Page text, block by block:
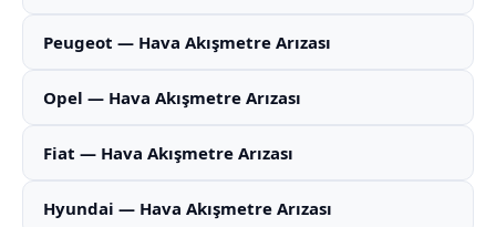
Peugeot — Hava Akışmetre Arızası
Opel — Hava Akışmetre Arızası
Fiat — Hava Akışmetre Arızası
Hyundai — Hava Akışmetre Arızası